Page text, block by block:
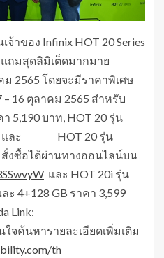
าของ Infinix HOT 20 Series
ถมสุดลิมิเต็ดมากมาย
2565 โดยจะมีราคาพิเศษ
16 ตุลาคม 2565 สำหรับ
5,190 บาท, HOT 20 รุ่น
าท และ HOT 20 รุ่น
สั่งซื้อได้ผ่านทางออนไลน์บน
และ HOT 20i รุ่น
ะ 4+128 GB ราคา 3,599
Link:
ใจค้นหารายละเอียดเพิ่มเติม
th